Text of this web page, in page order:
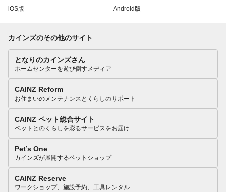
iOS版 Android版
カインズのその他のサイト
となりのカインズさん
ホームセンターを遊び倒すメディア
CAINZ Reform
お住まいのメンテナンスとくらしのサポート
CAINZ ペット総合サイト
ペットとのくらしを彩るサービスをお届け
Pet’s One
カインズが展開するペットショップ
CAINZ Reserve
ワークショップ、施設予約、工具レンタル